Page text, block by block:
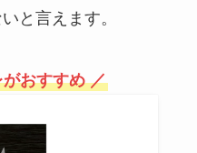
プロンはどこで売って
と言えます。
おすすめ ／